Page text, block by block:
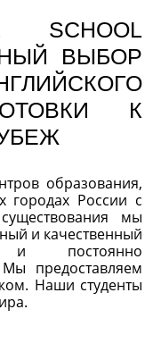
SCHOOL
ВЫБОР
К
образования,
городах России с
мы
и качественный
и постоянно
предоставляем
Наши студенты